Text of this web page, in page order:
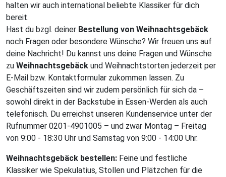
halten wir auch international beliebte Klassiker für dich
bereit.
Hast du bzgl. deiner Bestellung von Weihnachtsgebäck
noch Fragen oder besondere Wünsche? Wir freuen uns auf
deine Nachricht! Du kannst uns deine Fragen und Wünsche
zu Weihnachtsgebäck und Weihnachtstorten jederzeit per
E-Mail bzw. Kontaktformular zukommen lassen. Zu
Geschäftszeiten sind wir zudem persönlich für sich da –
sowohl direkt in der Backstube in Essen-Werden als auch
telefonisch. Du erreichst unseren Kundenservice unter der
Rufnummer 0201-4901005 – und zwar Montag – Freitag
von 9:00 - 18:30 Uhr und Samstag von 9:00 - 14:00 Uhr.
Weihnachtsgebäck bestellen: Feine und festliche
Klassiker wie Spekulatius, Stollen und Plätzchen für die